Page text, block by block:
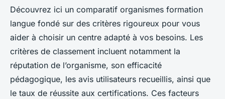
Découvrez ici un comparatif organismes formation
langue fondé sur des critères rigoureux pour vous
aider à choisir un centre adapté à vos besoins. Les
critères de classement incluent notamment la
réputation de l’organisme, son efficacité
pédagogique, les avis utilisateurs recueillis, ainsi que
le taux de réussite aux certifications. Ces facteurs